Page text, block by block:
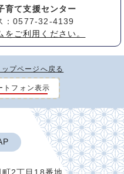
て支援センター
0577-32-4139
ご利用ください。
ップページへ戻る
トフォン表示